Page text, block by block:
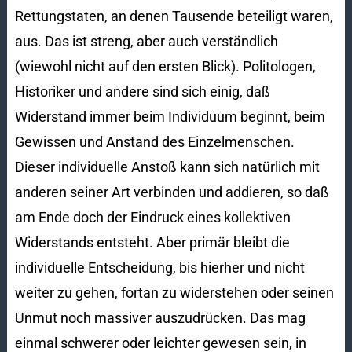
Rettungstaten, an denen Tausende beteiligt waren,
aus. Das ist streng, aber auch verständlich
(wiewohl nicht auf den ersten Blick). Politologen,
Historiker und andere sind sich einig, daß
Widerstand immer beim Individuum beginnt, beim
Gewissen und Anstand des Einzelmenschen.
Dieser individuelle Anstoß kann sich natürlich mit
anderen seiner Art verbinden und addieren, so daß
am Ende doch der Eindruck eines kollektiven
Widerstands entsteht. Aber primär bleibt die
individuelle Entscheidung, bis hierher und nicht
weiter zu gehen, fortan zu widerstehen oder seinen
Unmut noch massiver auszudrücken. Das mag
einmal schwerer oder leichter gewesen sein, in